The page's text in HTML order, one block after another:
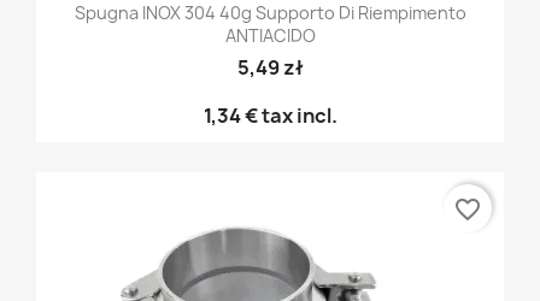
Spugna INOX 304 40g Supporto Di Riempimento
ANTIACIDO
5,49 zł
1,34 €tax incl.
favorite_border